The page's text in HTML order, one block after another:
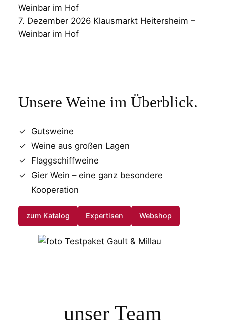
Weinbar im Hof
7. Dezember 2026 Klausmarkt Heitersheim –
Weinbar im Hof
Unsere Weine im Überblick.
Gutsweine
Weine aus großen Lagen
Flaggschiffweine
Gier Wein – eine ganz besondere
Kooperation
zum Katalog Expertisen Webshop
unser Team